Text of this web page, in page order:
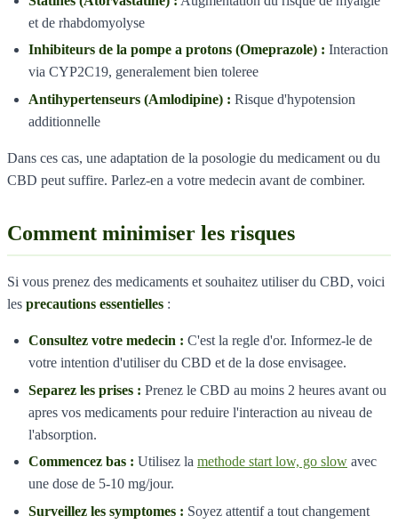
et de rhabdomyolyse
Inhibiteurs de la pompe a protons (Omeprazole) : Interaction
via CYP2C19, generalement bien toleree
Antihypertenseurs (Amlodipine) : Risque d'hypotension
additionnelle
Dans ces cas, une adaptation de la posologie du medicament ou du
CBD peut suffire. Parlez-en a votre medecin avant de combiner.
Comment minimiser les risques
Si vous prenez des medicaments et souhaitez utiliser du CBD, voici
les precautions essentielles :
Consultez votre medecin : C'est la regle d'or. Informez-le de
votre intention d'utiliser du CBD et de la dose envisagee.
Separez les prises : Prenez le CBD au moins 2 heures avant ou
apres vos medicaments pour reduire l'interaction au niveau de
l'absorption.
Commencez bas : Utilisez la methode start low, go slow avec
une dose de 5-10 mg/jour.
Surveillez les symptomes : Soyez attentif a tout changement